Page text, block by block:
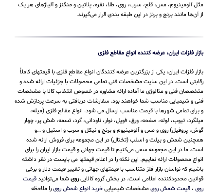
مثل آلومینیوم، مس، قلع، سرب، روی، طلا، نقره، پلاتین و منگنز و آلیاژهای هر یک
از آن‌ها مانند برنج و برنز در این طبقه‌ بندی قرار می‌‌گیرند.
بازار فلزات ایران، عرضه کننده انواع مقاطع فلزی
بازار فلزات ایران، یکی از بزرگترین عرضه کنندگان انواع مقاطع فلزی با قیمتهای کاملاً
رقابتی است. در این سایت مشخصات فنی تمامی محصولات با جزئیات ارائه شده و
متخصصان فنی و متالوژی ما آماده ارائه مشاوره در خصوص انتخاب کالا با مشخصات
فنی و شیمیایی مناسب شما خواهند بود. سفارشات دریافتی به سرعت پردازش شده
و برای تمامی شهرها با قیمت مناسب ارسال می شود. انواع مقالع فلزی (میله،
میلگرد، تیوب، لوله، صفحه، ورق، فویل، نوار، ناودانی، گرد، تسمه، شش پر، چهار
گوش، پروفیل) روی و مس و آلومینیوم و برنج و نیکل و سرب و استیل و …و
همچنین شمش و بیلت و اسلب (تختال) در این مجموعه برای فروش ارائه شده
است. ما در این مجموعه سعی می‌کنیم تا قیمت جهانی و قیمت بازار ایران را برای
انواع محصولات ارائه نماییم. این نکته را در اعلام قیمتها می بایست در نظر داشته
باشیم که نواسان بازار فلز متناسب با قیمتهای جهانی و تغییر قیمت دلار و برخی
قوانین محدودکننده اعلامی است. در بخش گروه کالاییروی شما می‌توانیدقیمت
روی ، قیمت شمش رویمشخصات شیمیاییخرید انواع شمش رویرا ملاحظه